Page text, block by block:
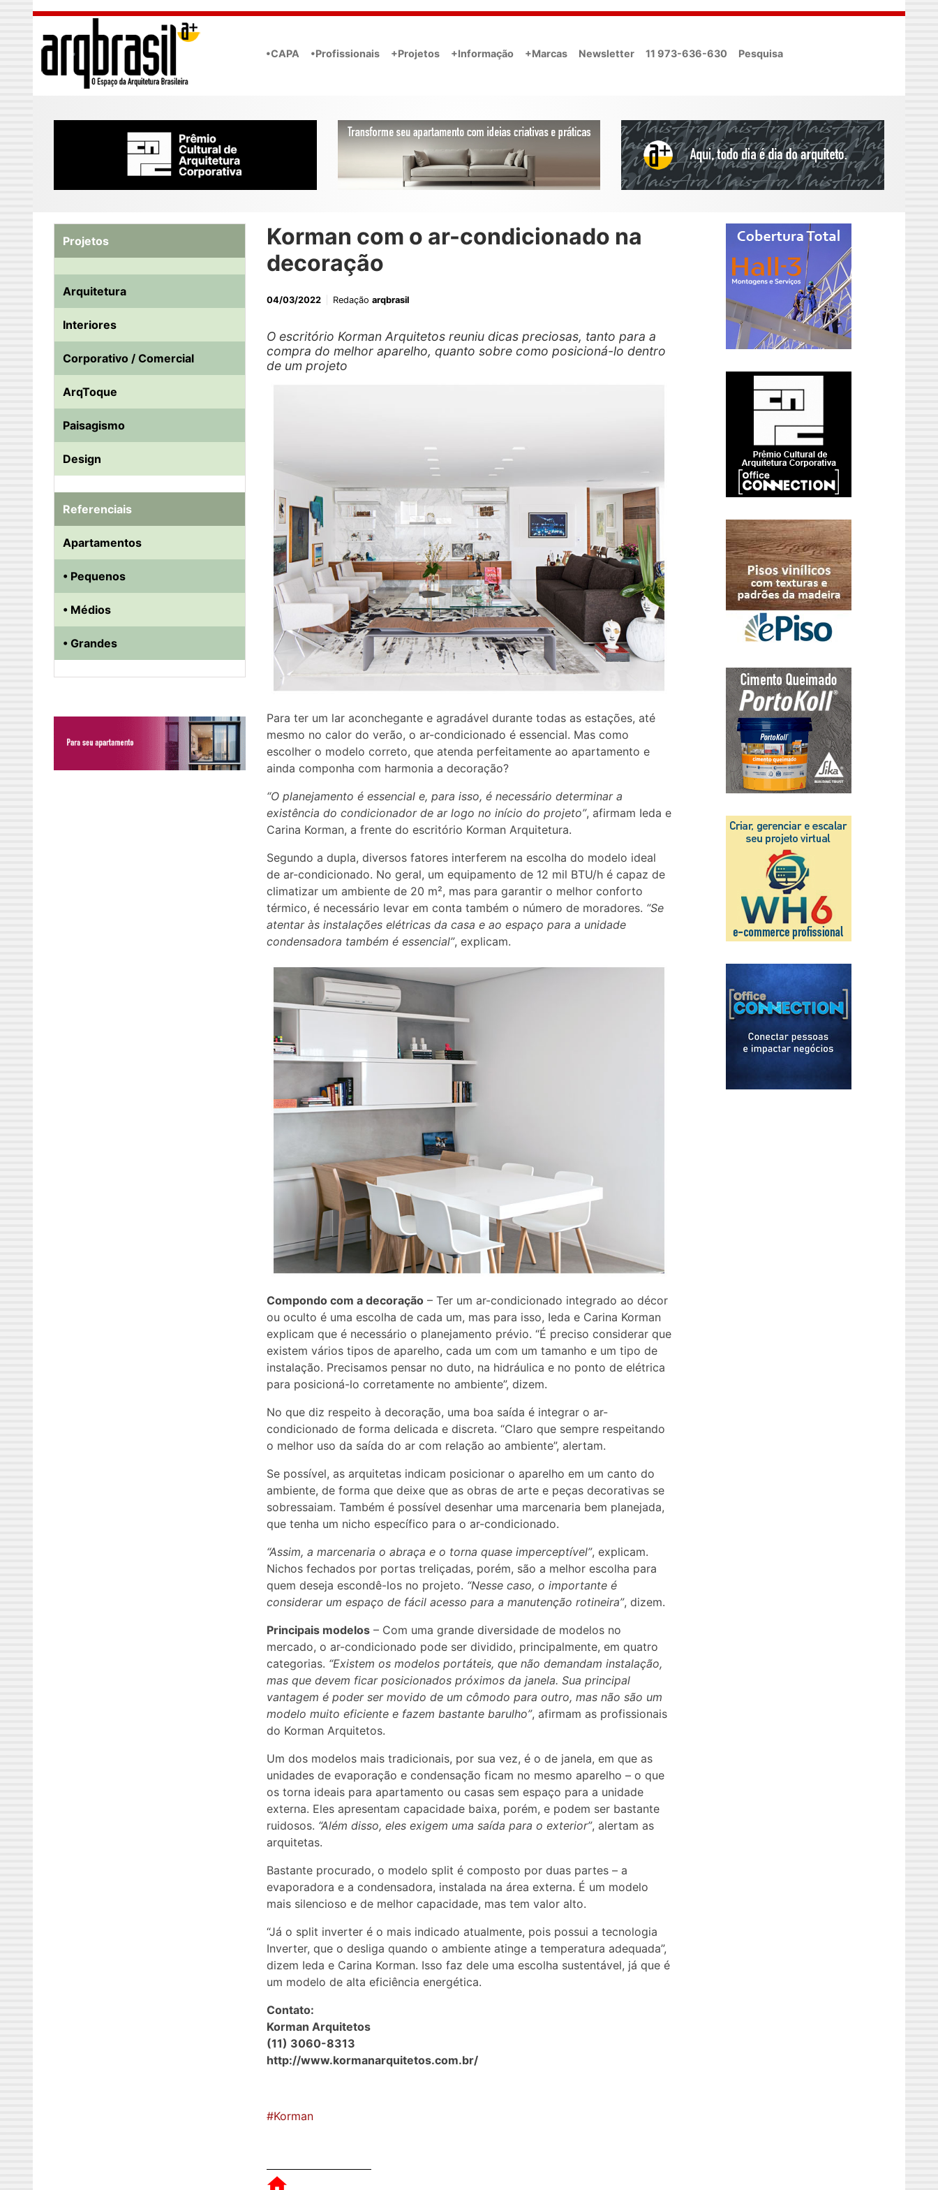
Skip to main content
•CAPA •Profissionais +Projetos +Informação +Marcas Newsletter 11 973-636-630 Pesquisa
Korman com o ar-condicionado na
decoração
04/03/2022 Redação arqbrasil
O escritório Korman Arquitetos reuniu dicas preciosas, tanto para a
compra do melhor aparelho, quanto sobre como posicioná-lo dentro
de um projeto
Para ter um lar aconchegante e agradável durante todas as estações, até
mesmo no calor do verão, o ar-condicionado é essencial. Mas como
escolher o modelo correto, que atenda perfeitamente ao apartamento e
ainda componha com harmonia a decoração?
“O planejamento é essencial e, para isso, é necessário determinar a
existência do condicionador de ar logo no início do projeto”, afirmam Ieda e
Carina Korman, a frente do escritório Korman Arquitetura.
Segundo a dupla, diversos fatores interferem na escolha do modelo ideal
de ar-condicionado. No geral, um equipamento de 12 mil BTU/h é capaz de
climatizar um ambiente de 20 m², mas para garantir o melhor conforto
térmico, é necessário levar em conta também o número de moradores. “Se
atentar às instalações elétricas da casa e ao espaço para a unidade
condensadora também é essencial”, explicam.
Compondo com a decoração – Ter um ar-condicionado integrado ao décor
ou oculto é uma escolha de cada um, mas para isso, Ieda e Carina Korman
explicam que é necessário o planejamento prévio. “É preciso considerar que
existem vários tipos de aparelho, cada um com um tamanho e um tipo de
instalação. Precisamos pensar no duto, na hidráulica e no ponto de elétrica
para posicioná-lo corretamente no ambiente”, dizem.
No que diz respeito à decoração, uma boa saída é integrar o ar-
condicionado de forma delicada e discreta. “Claro que sempre respeitando
o melhor uso da saída do ar com relação ao ambiente”, alertam.
Se possível, as arquitetas indicam posicionar o aparelho em um canto do
ambiente, de forma que deixe que as obras de arte e peças decorativas se
sobressaiam. Também é possível desenhar uma marcenaria bem planejada,
que tenha um nicho específico para o ar-condicionado.
“Assim, a marcenaria o abraça e o torna quase imperceptível”, explicam.
Nichos fechados por portas treliçadas, porém, são a melhor escolha para
quem deseja escondê-los no projeto. “Nesse caso, o importante é
considerar um espaço de fácil acesso para a manutenção rotineira”, dizem.
Principais modelos – Com uma grande diversidade de modelos no
mercado, o ar-condicionado pode ser dividido, principalmente, em quatro
categorias. “Existem os modelos portáteis, que não demandam instalação,
mas que devem ficar posicionados próximos da janela. Sua principal
vantagem é poder ser movido de um cômodo para outro, mas não são um
modelo muito eficiente e fazem bastante barulho”, afirmam as profissionais
do Korman Arquitetos.
Um dos modelos mais tradicionais, por sua vez, é o de janela, em que as
unidades de evaporação e condensação ficam no mesmo aparelho – o que
os torna ideais para apartamento ou casas sem espaço para a unidade
externa. Eles apresentam capacidade baixa, porém, e podem ser bastante
ruidosos. “Além disso, eles exigem uma saída para o exterior”, alertam as
arquitetas.
Bastante procurado, o modelo split é composto por duas partes – a
evaporadora e a condensadora, instalada na área externa. É um modelo
mais silencioso e de melhor capacidade, mas tem valor alto.
“Já o split inverter é o mais indicado atualmente, pois possui a tecnologia
Inverter, que o desliga quando o ambiente atinge a temperatura adequada”,
dizem Ieda e Carina Korman. Isso faz dele uma escolha sustentável, já que é
um modelo de alta eficiência energética.
Contato:
Korman Arquitetos
(11) 3060-8313
http://www.kormanarquitetos.com.br/
#Korman
Projetos
Arquitetura
Interiores
Corporativo / Comercial
ArqToque
Paisagismo
Design
Referenciais
Apartamentos
• Pequenos
• Médios
• Grandes